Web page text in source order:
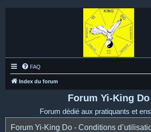
FAQ
Index du forum
Forum Yi-King Do
Forum dédié aux pratiquants et
Forum Yi-King Do - Conditions